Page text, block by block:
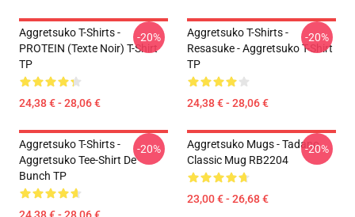
Aggretsuko T-Shirts -
PROTEIN (texte Noir) T-Shirt
TP
24,38 € - 28,06 €
-20%
Aggretsuko T-Shirts -
Resasuke - Aggretsuko T-Shirt
TP
24,38 € - 28,06 €
-20%
Aggretsuko T-Shirts -
Aggretsuko Tee-Shirt De
Bunch TP
-20%
Aggretsuko Mugs - Tadano
Classic Mug RB2204
23,00 € - 26,68 €
-20%